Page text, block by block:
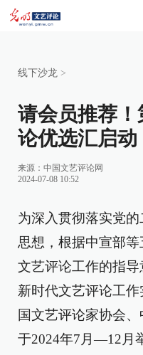
线下沙龙 >
请会员推荐
论优选汇启动
来源： 中国文艺评论网
2024-07-08 10:52
为深入贯彻落实党
思想，根据中宣部
文艺评论工作的指
新时代文艺评论工
国文艺评论家协会
于2024年7月—12月